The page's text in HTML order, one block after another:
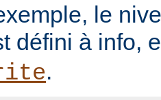
le
défini à info,
.